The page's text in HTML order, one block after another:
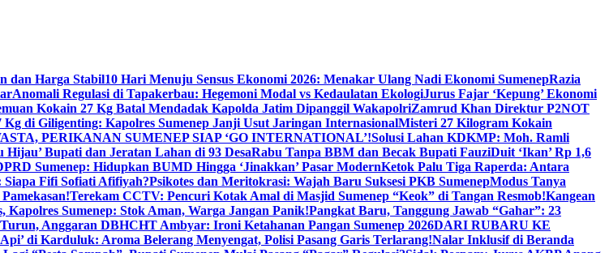
dan Harga Stabil10 Hari Menuju Sensus Ekonomi 2026: Menakar Ulang Nadi Ekonomi SumenepRazia
Anomali Regulasi di Tapakerbau: Hegemoni Modal vs Kedaulatan EkologiJurus Fajar ‘Kepung’ Ekonomi
Kokain 27 Kg Batal Mendadak Kapolda Jatim Dipanggil WakapolriZamrud Khan Direktur P2NOT
Kg di Giligenting: Kapolres Sumenep Janji Usut Jaringan InternasionalMisteri 27 Kilogram Kokain
PERIKANAN SUMENEP SIAP ‘GO INTERNATIONAL’!Solusi Lahan KDKMP: Moh. Ramli
Bupati dan Jeratan Lahan di 93 DesaRabu Tanpa BBM dan Becak Bupati FauziDuit ‘Ikan’ Rp 1,6
Sumenep: Hidupkan BUMD Hingga ‘Jinakkan’ Pasar ModernKetok Palu Tiga Raperda: Antara
Siapa Fifi Sofiati Afifiyah?Psikotes dan Meritokrasi: Wajah Baru Suksesi PKB SumenepModus Tanya
Terekam CCTV: Pencuri Kotak Amal di Masjid Sumenep “Keok” di Tangan Resmob!Kangean
Sumenep: Stok Aman, Warga Jangan Panik!Pangkat Baru, Tanggung Jawab “Gahar”: 23
Anggaran DBHCHT Ambyar: Ironi Ketahanan Pangan Sumenep 2026DARI RUBARU KE
di Karduluk: Aroma Belerang Menyengat, Polisi Pasang Garis Terlarang!Nalar Inklusif di Beranda